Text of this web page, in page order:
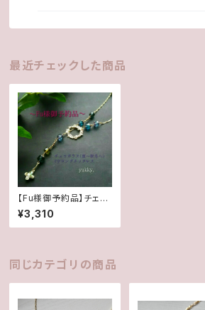
最近チェックした商品
【Fu様御予約品】チェコ
カットガラス＊夏～秋冬
へ＊Y字ロングネックレ
ス
¥3,310
同じカテゴリの商品